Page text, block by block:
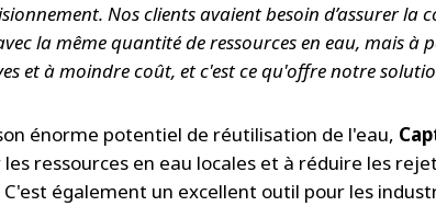
Nos clients avaient besoin d’assurer la
la même quantité de ressources en eau, mais à
et à moindre coût, et c'est ce qu'offre notre
énorme potentiel de réutilisation de l'eau,
ressources en eau locales et à réduire les
C'est également un excellent outil pour les